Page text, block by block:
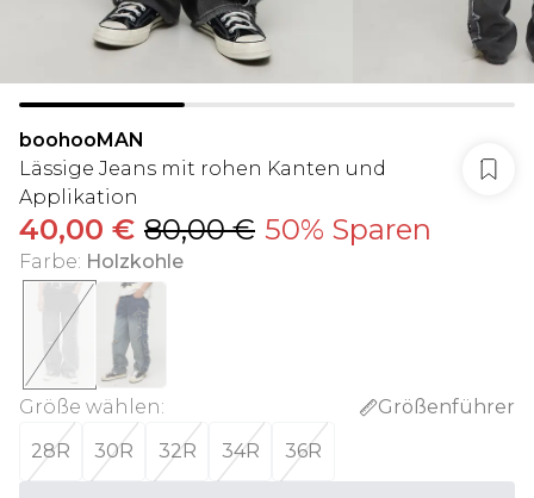
boohooMAN
Lässige Jeans mit rohen Kanten und
Applikation
40,00 € 80,00 € 50% Sparen
Farbe: Holzkohle
Größe wählen:
Größenführer
28R
30R 32R 34R 36R